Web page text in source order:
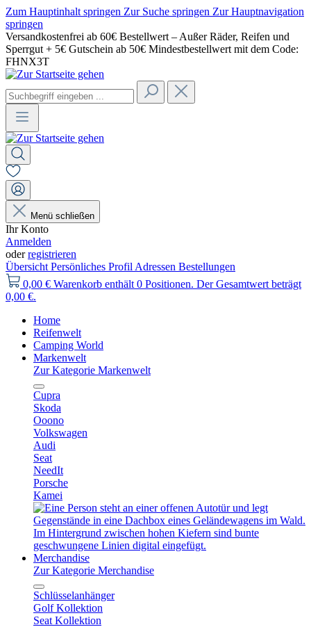
Zum Hauptinhalt springen Zur Suche springen Zur Hauptnavigation
springen
Versandkostenfrei ab 60€ Bestellwert – Außer Räder, Reifen und
Sperrgut + 5€ Gutschein ab 50€ Mindestbestellwert mit dem Code:
FHNX3T
Menü schließen
Ihr Konto
Anmelden
oderregistrieren
Übersicht Persönliches Profil Adressen Bestellungen
0,00 € Warenkorb enthält 0 Positionen. Der Gesamtwert beträgt
0,00 €.
Home
Reifenwelt
Camping World
Markenwelt
Zur Kategorie Markenwelt
Cupra
Skoda
Ooono
Volkswagen
Audi
Seat
NeedIt
Porsche
Kamei
Merchandise
Zur Kategorie Merchandise
Schlüsselanhänger
Golf Kollektion
Seat Kollektion